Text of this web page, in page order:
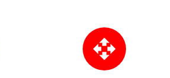
open_with